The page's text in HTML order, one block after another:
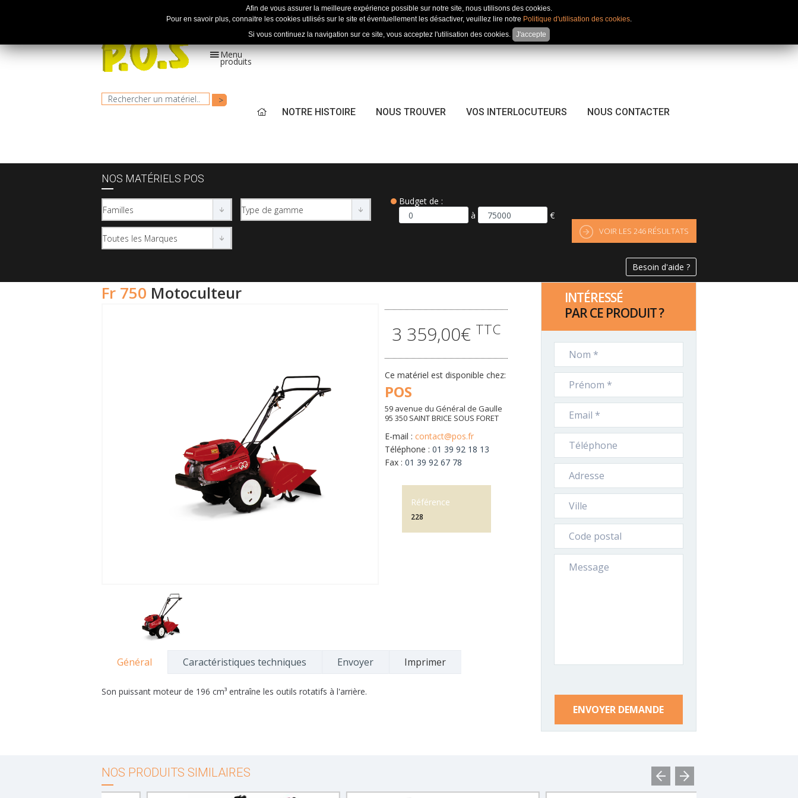
Afin de vous assurer la meilleure expérience possible sur notre site, nous utilisons des cookies.
Pour en savoir plus, connaitre les cookies utilisés sur le site et éventuellement les désactiver, veuillez lire notre Politique d'utilisation des cookies.
Si vous continuez la navigation sur ce site, vous acceptez l'utilisation des cookies.
J'accepte
Mon compte
Menu
produits
NOTRE HISTOIRE NOUS TROUVER VOS INTERLOCUTEURS NOUS CONTACTER
NOS MATÉRIELS POS
Budget de :
à
€
VOIR LES 246RÉSULTATS
Besoin d'aide ?
fr 750 motoculteur
3 359,00€ TTC
Ce matériel est disponible chez:
POS
59 avenue du Général de Gaulle
95 350 SAINT BRICE SOUS FORET
E-mail :contact@pos.fr
Téléphone :01 39 92 18 13
Fax :01 39 92 67 78
Référence
228
Général Caractéristiques techniques Envoyer Imprimer
Son puissant moteur de 196 cm³ entraîne les outils rotatifs à l'arrière.
INTÉRESSÉ
PAR CE PRODUIT ?
NOS PRODUITS SIMILAIRES